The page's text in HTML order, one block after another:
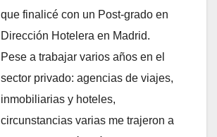
que finalicé con un Post-grado en
Dirección Hotelera en Madrid.
Pese a trabajar varios años en el
sector privado: agencias de viajes,
inmobiliarias y hoteles,
circunstancias varias me trajeron a